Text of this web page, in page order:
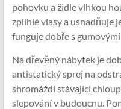
pohovku a židle vlhkou
zplihlé vlasy a usnadňuje
funguje dobře s
Na dřevěný nábytek je
antistatický sprej na
shromáždí stávající
slepování v budoucnu.